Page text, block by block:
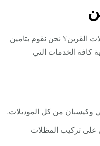
القرين؟ نحن نقوم بتامين
كافة الخدمات التي
وكيسبان من كل الموديلات.
على تركيب المظلات